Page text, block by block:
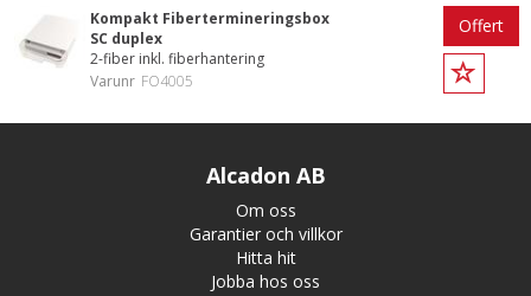
Kompakt Fibertermineringsbox
SC duplex
2-fiber inkl. fiberhantering
Varunr FO4005
Offert
Alcadon AB
Om oss
Garantier och villkor
Hitta hit
Jobba hos oss